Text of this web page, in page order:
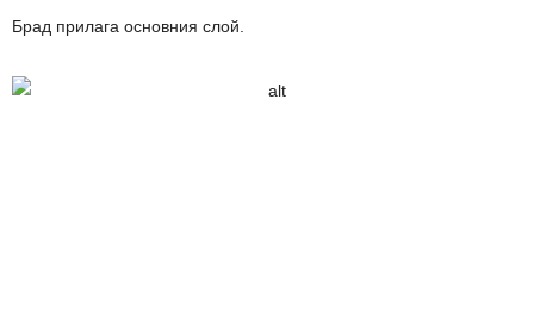
Брад прилага основния слой.